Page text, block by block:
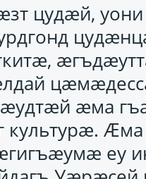
цудӕй,
ӕма
культурӕ.
еу